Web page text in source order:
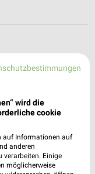
wird die
cookie
auf Informationen auf
anderen
verarbeiten. Einige
möglicherweise